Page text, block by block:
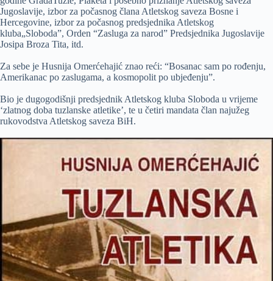
Jugoslavije, izbor za počasnog člana Atletskog saveza Bosne i
Hercegovine, izbor za počasnog predsjednika Atletskog
kluba„Sloboda”, Orden “Zasluga za narod” Predsjednika Jugoslavije
Josipa Broza Tita, itd.
Za sebe je Husnija Omerćehajić znao reći: “Bosanac sam po rođenju,
Amerikanac po zaslugama, a kosmopolit po ubjeđenju”.
Bio je dugogodišnji predsjednik Atletskog kluba Sloboda u vrijeme
‘zlatnog doba tuzlanske atletike’, te u četiri mandata član najužeg
rukovodstva Atletskog saveza BiH.